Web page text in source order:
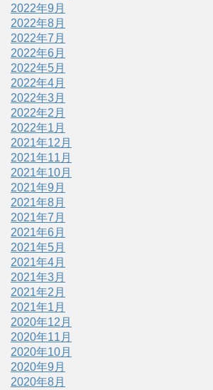
2022年9月
2022年8月
2022年7月
2022年6月
2022年5月
2022年4月
2022年3月
2022年2月
2022年1月
2021年12月
2021年11月
2021年10月
2021年9月
2021年8月
2021年7月
2021年6月
2021年5月
2021年4月
2021年3月
2021年2月
2021年1月
2020年12月
2020年11月
2020年10月
2020年9月
2020年8月